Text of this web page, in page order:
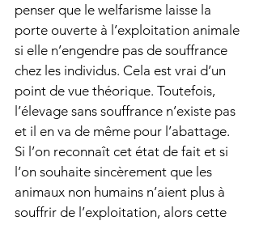
penser que le welfarisme laisse la
porte ouverte à l’exploitation animale
si elle n’engendre pas de souffrance
chez les individus. Cela est vrai d’un
point de vue théorique. Toutefois,
l’élevage sans souffrance n’existe pas
et il en va de même pour l’abattage.
Si l’on reconnaît cet état de fait et si
l’on souhaite sincèrement que les
animaux non humains n’aient plus à
souffrir de l’exploitation, alors cette